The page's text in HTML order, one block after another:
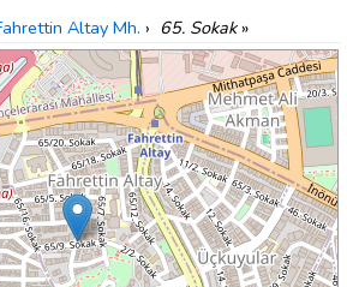
Altay Mh. › 65. Sokak»